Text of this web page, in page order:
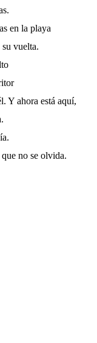
en la playa
su vuelta.
Y ahora está aquí,
no se olvida.